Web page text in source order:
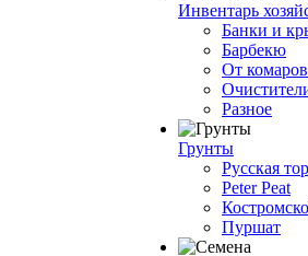
Инвентарь
Банки и
Барбекю
От
Разное
Грунты
Русская
Peter Peat
Пуршат